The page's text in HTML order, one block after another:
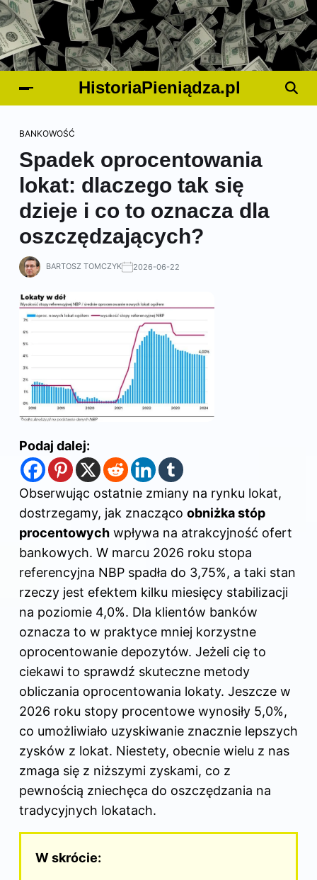
HistoriaPieniądza.pl
BANKOWOŚĆ
Spadek oprocentowania
lokat: dlaczego tak się
dzieje i co to oznacza dla
oszczędzających?
BARTOSZ TOMCZYK 2026-06-22
Podaj dalej:
Obserwując ostatnie zmiany na rynku lokat,
dostrzegamy, jak znacząco obniżka stóp
procentowych wpływa na atrakcyjność ofert
bankowych. W marcu 2026 roku stopa
referencyjna NBP spadła do 3,75%, a taki stan
rzeczy jest efektem kilku miesięcy stabilizacji
na poziomie 4,0%. Dla klientów banków
oznacza to w praktyce mniej korzystne
oprocentowanie depozytów. Jeżeli cię to
ciekawi to sprawdź skuteczne metody
obliczania oprocentowania lokaty. Jeszcze w
2026 roku stopy procentowe wynosiły 5,0%,
co umożliwiało uzyskiwanie znacznie lepszych
zysków z lokat. Niestety, obecnie wielu z nas
zmaga się z niższymi zyskami, co z
pewnością zniechęca do oszczędzania na
tradycyjnych lokatach.
W skrócie: